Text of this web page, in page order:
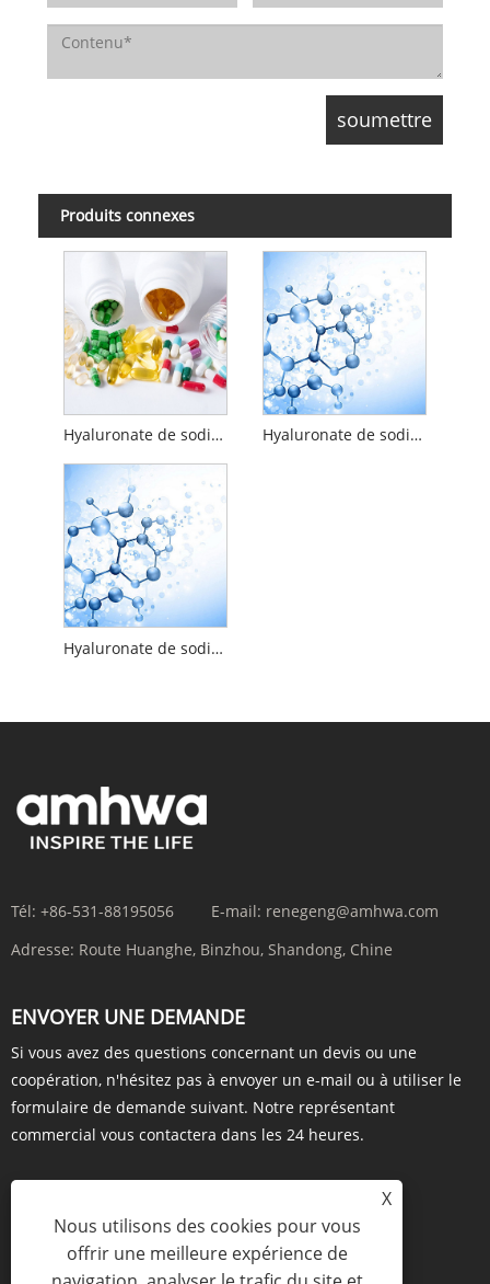
Produits connexes
Hyaluronate de sodium de qualité alimentaire Hyaluronate de sodium cationique
Hyaluronate de sodium hydrolysé de qualité alimentaire
Tél: +86-531-88195056 E-mail: renegeng@amhwa.com
Adresse: Route Huanghe, Binzhou, Shandong, Chine
ENVOYER UNE DEMANDE
Si vous avez des questions concernant un devis ou une
coopération, n'hésitez pas à envoyer un e-mail ou à utiliser le
formulaire de demande suivant. Notre représentant
commercial vous contactera dans les 24 heures.
ENQUÊTE MAINTENANT
X
Nous utilisons des cookies pour vous
offrir une meilleure expérience de